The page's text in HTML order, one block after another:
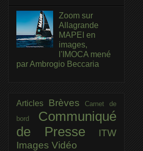
Zoom sur
Allagrande
MAPEI en
images,
l'IMOCA mené
par Ambrogio Beccaria
Articles BrèvesCarnet de
bord Communiqué
de Presse
ITW
Images Vidéo